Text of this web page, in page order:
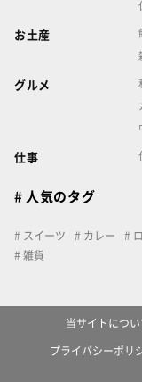
お土産
グルメ
仕事
# 人気のタグ
スイーツ カレー
雑貨
当サイトについ
プライバシーポリ